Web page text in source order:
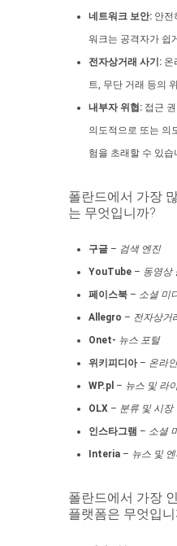
네트워크 보안: 안전
워크는 공격자가 쉽
전자상거래 사기: 온
트, 무단 거래 등의
내부자 위협: 접근
의도적으로 또는 의
험을 초래할 수 있습
폴란드에서 가장
는 무엇입니까?
구글 – 검색 엔진
YouTube – 동영상
페이스북 – 소셜 미
Allegro – 전자상거
Onet- 뉴스 포털
위키피디아– 온라
WP.pl – 뉴스 및 라
OLX – 분류 및 시장
인스타그램 – 소셜
Interia – 뉴스 및
폴란드에서 가장
플랫폼은 무엇입